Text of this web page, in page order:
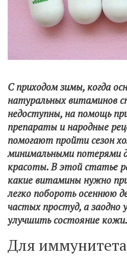
С приходом зимы, когда
натуральных витаминов
недоступны, на помощь
препараты и народные
помогают пройти сезон
минимальными потерями
красоты. В этой статье
какие витамины нужно
легко побороть осеннюю
частых простуд, а заодно
улучшить состояние кожи.
Для иммунитета